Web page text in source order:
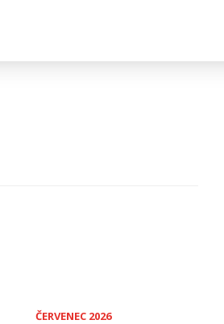
ČERVENEC 2026